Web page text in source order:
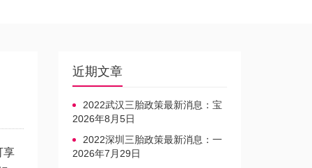
享
近期文章
2022武汉三胎政策最新消息：宝
宝上户口不再罚款
2026年8月5日
2022深圳三胎政策最新消息：一
文读懂上户口是否罚款
2026年7月29日